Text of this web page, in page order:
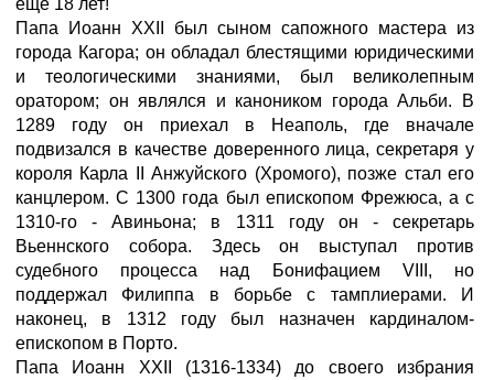
еще 18 лет!
Папа Иоанн XXII был сыном сапожного мастера из
города Кагора; он обладал блестящими юридическими
и теологическими знаниями, был великолепным
оратором; он являлся и каноником города Альби. В
1289 году он приехал в Неаполь, где вначале
подвизался в качестве доверенного лица, секретаря у
короля Карла II Анжуйского (Хромого), позже стал его
канцлером. С 1300 года был епископом Фрежюса, а с
1310-го - Авиньона; в 1311 году он - секретарь
Вьеннского собора. Здесь он выступал против
судебного процесса над Бонифацием VIII, но
поддержал Филиппа в борьбе с тамплиерами. И
наконец, в 1312 году был назначен кардиналом-
епископом в Порто.
Папа Иоанн XXII (1316-1334) до своего избрания